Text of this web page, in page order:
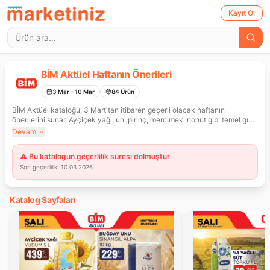
Kayıt Ol
BİM Aktüel Haftanın Önerileri
3 Mar- 10 Mar 84Ürün
BİM Aktüel kataloğu, 3 Mart'tan itibaren geçerli olacak haftanın
önerilerini sunar. Ayçiçek yağı, un, pirinç, mercimek, nohut gibi temel gıda
ürünlerinin yanı sıra makarna, salça, zeytin, bal, reçel ve baharat çeşitleri
Devamı
⚠️ Bu katalogun geçerlilik süresi dolmuştur
Son geçerlilik: 10.03.2026
Katalog Sayfaları